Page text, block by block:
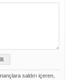
saldırı içeren,